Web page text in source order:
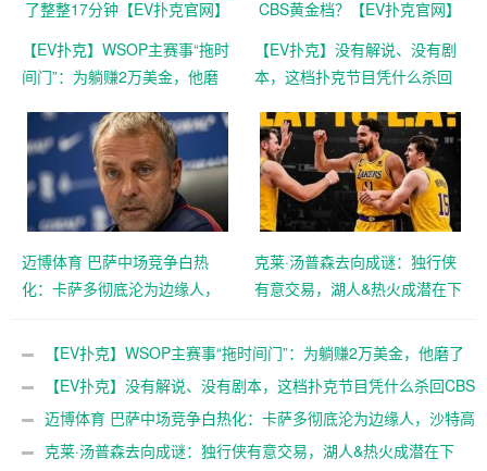
【EV扑克】WSOP主赛事“拖时
间门”：为躺赚2万美金，他磨
【EV扑克】没有解说、没有剧
本，这档扑克节目凭什么杀回
迈博体育 巴萨中场竞争白热
化：卡萨多彻底沦为边缘人，
【EV扑克官网】
克莱·汤普森去向成谜：独行侠
有意交易，湖人&热火成潜在下
路！【EV扑克官网】
【EV扑克】WSOP主赛事“拖时间门”：为躺赚2万美金，他磨了
整整17分钟【EV扑克官网】
【EV扑克】没有解说、没有剧本，这档扑克节目凭什么杀回CBS
黄金档？【EV扑克官网】
迈博体育 巴萨中场竞争白热化：卡萨多彻底沦为边缘人，沙特高
薪邀约引发去留两难【EV扑克官网】
克莱·汤普森去向成谜：独行侠有意交易，湖人&热火成潜在下